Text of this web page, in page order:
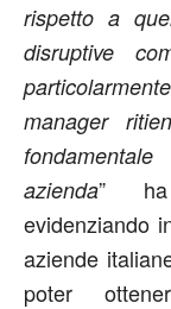
rispetto a
disruptive
manager
azienda” ha
evidenziando
aziende
poter